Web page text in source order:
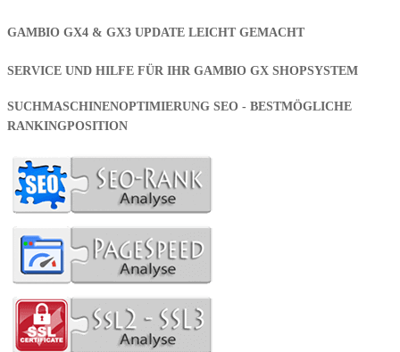
GAMBIO GX4 & GX3 UPDATE LEICHT GEMACHT
SERVICE UND HILFE FÜR IHR GAMBIO GX SHOPSYSTEM
SUCHMASCHINENOPTIMIERUNG SEO - BESTMÖGLICHE
RANKINGPOSITION